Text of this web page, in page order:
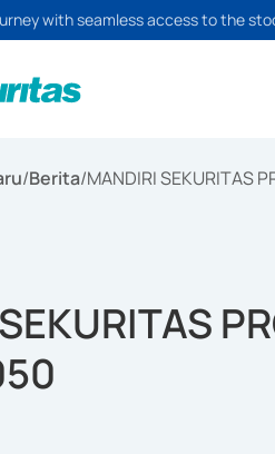
with seamless access to the
/Berita/MANDIRI SEKURITAS